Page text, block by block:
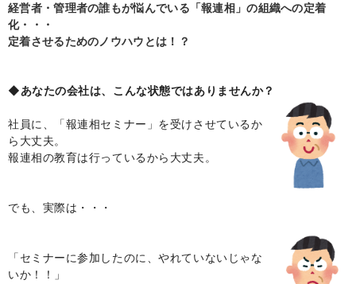
経営者・管理者の誰もが悩んでいる「報連相」の組織への定着
化・・・
定着させるためのノウハウとは！？
◆あなたの会社は、こんな状態ではありませんか？
社員に、「報連相セミナー」を受けさせているか
ら大丈夫。
報連相の教育は行っているから大丈夫。
でも、実際は・・・
「セミナーに参加したのに、やれていないじゃな
いか！！」